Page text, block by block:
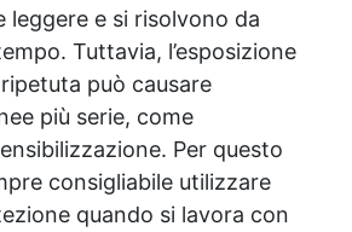
leggere e si risolvono da
Tuttavia, l’esposizione
può causare
più serie, come
Per questo
consigliabile utilizzare
quando si lavora con